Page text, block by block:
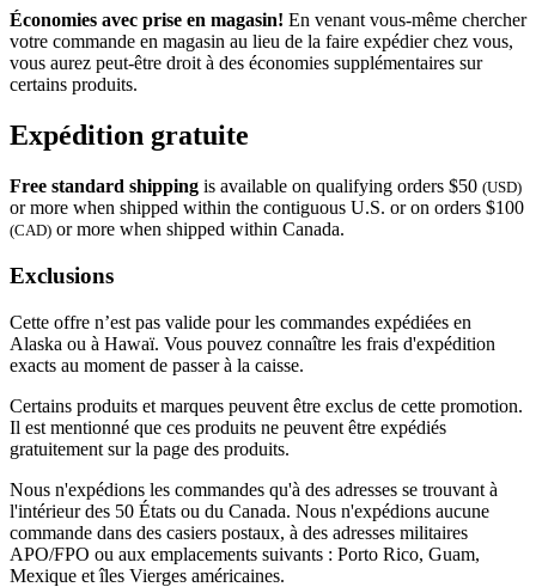
Économies avec prise en magasin! En venant vous-même chercher
votre commande en magasin au lieu de la faire expédier chez vous,
vous aurez peut-être droit à des économies supplémentaires sur
certains produits.
Expédition gratuite
Free standard shipping is available on qualifying orders $50 (USD)
or more when shipped within the contiguous U.S. or on orders $100
(CAD) or more when shipped within Canada.
Exclusions
Cette offre n’est pas valide pour les commandes expédiées en
Alaska ou à Hawaï. Vous pouvez connaître les frais d'expédition
exacts au moment de passer à la caisse.
Certains produits et marques peuvent être exclus de cette promotion.
Il est mentionné que ces produits ne peuvent être expédiés
gratuitement sur la page des produits.
Nous n'expédions les commandes qu'à des adresses se trouvant à
l'intérieur des 50 États ou du Canada. Nous n'expédions aucune
commande dans des casiers postaux, à des adresses militaires
APO/FPO ou aux emplacements suivants : Porto Rico, Guam,
Mexique et îles Vierges américaines.